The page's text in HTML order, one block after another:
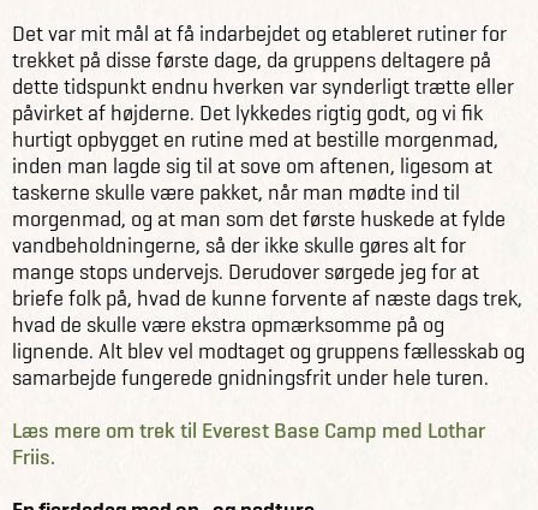
Det var mit mål at få indarbejdet og etableret rutiner for
trekket på disse første dage, da gruppens deltagere på
dette tidspunkt endnu hverken var synderligt trætte eller
påvirket af højderne. Det lykkedes rigtig godt, og vi fik
hurtigt opbygget en rutine med at bestille morgenmad,
inden man lagde sig til at sove om aftenen, ligesom at
taskerne skulle være pakket, når man mødte ind til
morgenmad, og at man som det første huskede at fylde
vandbeholdningerne, så der ikke skulle gøres alt for
mange stops undervejs. Derudover sørgede jeg for at
briefe folk på, hvad de kunne forvente af næste dags trek,
hvad de skulle være ekstra opmærksomme på og
lignende. Alt blev vel modtaget og gruppens fællesskab og
samarbejde fungerede gnidningsfrit under hele turen.
Læs mere om trek til Everest Base Camp med Lothar
Friis.